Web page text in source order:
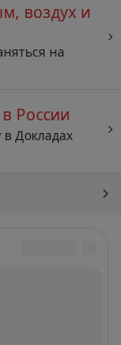
воздух и
на
России
Докладах